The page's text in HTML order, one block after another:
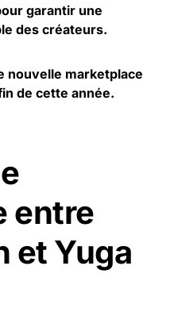
garantir une
des créateurs.
nouvelle marketplace
de cette année.
entre
et Yuga